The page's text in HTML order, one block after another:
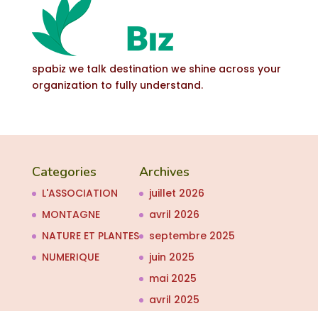
spabiz we talk destination we shine across your
organization to fully understand.
Categories
L'ASSOCIATION
MONTAGNE
NATURE ET PLANTES
NUMERIQUE
Archives
juillet 2026
avril 2026
septembre 2025
juin 2025
mai 2025
avril 2025